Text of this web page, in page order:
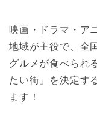
映画・ドラマ・ア
地域が主役で、全
グルメが食べられ
たい街」を決定す
ます！